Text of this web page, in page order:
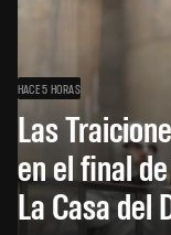
HACE 5 HORAS
Las
en el final
La Casa del